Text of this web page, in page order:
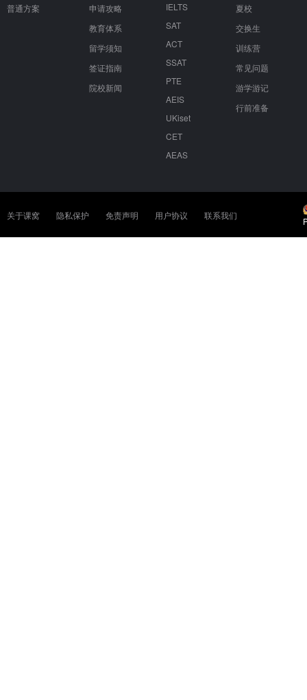
普通方案
申请攻略
教育体系
留学须知
签证指南
院校新闻
IELTS
SAT
ACT
SSAT
PTE
AEIS
UKiset
CET
AEAS
夏校
交换生
训练营
常见问题
游学游记
行前准备
关于课窝 隐私保护 免责声明 用户协议 联系我们